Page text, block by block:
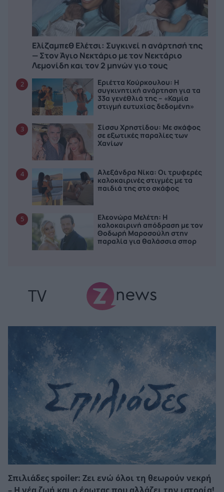
Ελίζαμπεθ Ελέτσι: Συγκινεί η ανάρτησή της
— Στον Άγιο Νεκτάριο με τον Νεκτάριο
Λεμονίδη και τον 2 μηνών γιο τους
2
Εριέττα Κούρκουλου: Η
συγκινητική ανάρτηση για τα
33α γενέθλιά της – «Καμία
στιγμή ευτυχίας δεδομένη»
3
Σίσσυ Χρηστίδου: Με σκάφος
σε εξωτικές παραλίες των
Χανίων
4
Αλεξάνδρα Νίκα: Οι τρυφερές
καλοκαιρινές στιγμές με τα
παιδιά της στο σκάφος
5
Ελεονώρα Μελέτη: Η
καλοκαιρινή απόδραση με τον
Θοδωρή Μαροσούλη στην
παραλία για θαλάσσια σπορ
TV
Σπιλιάδες spoiler: Ζει ενώ όλοι τη θεωρούν νεκρή